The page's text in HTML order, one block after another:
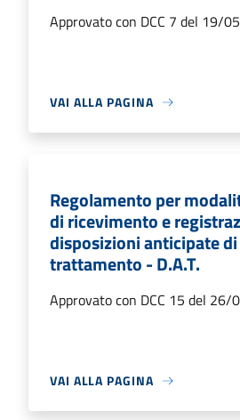
Approvato con DCC 7 del 19/
VAI ALLA PAGINA
Regolamento per
di ricevimento e
disposizioni anticipate di
trattamento - D.A.T.
Approvato con DCC 15 del
VAI ALLA PAGINA